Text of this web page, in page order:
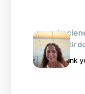
partir
Thank